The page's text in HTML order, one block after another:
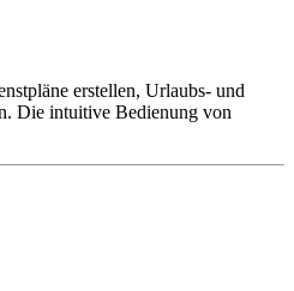
erstellen, Urlaubs- und
Die intuitive Bedienung von